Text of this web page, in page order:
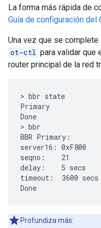
La forma más rápida de
Guía de configuración del
Una vez que se complete
ot-ctl para validar que
router principal de la red
> bbr state
Primary
Done
> bbr
BBR Primary:
server16: 0xF800
seqno:    21
delay:    5 secs
timeout:  3600 secs
Profundiza más: